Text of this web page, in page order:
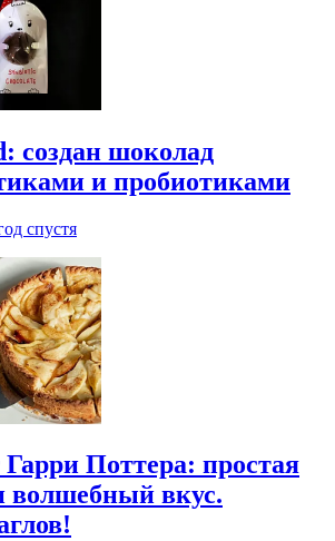
создан шоколад
и пробиотиками
спустя
Поттера: простая
волшебный вкус.